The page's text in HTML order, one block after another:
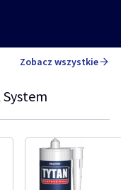
Zobacz wszystkie
System